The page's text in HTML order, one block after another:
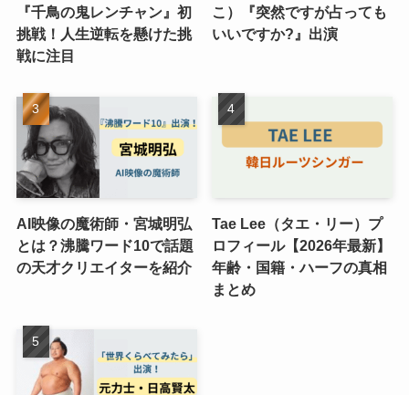
『千鳥の鬼レンチャン』初
挑戦！人生逆転を懸けた挑
戦に注目
こ）『突然ですが占っても
いいですか?』出演
AI映像の魔術師・宮城明弘
とは？沸騰ワード10で話題
の天才クリエイターを紹介
Tae Lee（タエ・リー）プ
ロフィール【2026年最新】
年齢・国籍・ハーフの真相
まとめ